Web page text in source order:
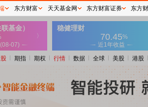
期指 期权 行情 数据 全球 美股 港股
东方财富 天天基金网 东方财富证券 东方